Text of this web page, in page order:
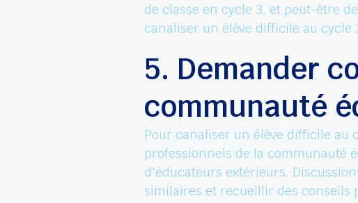
de classe en cycle 3, et peut-être
canaliser un élève difficile au cycle
5. Demander
communauté
Pour canaliser un élève difficile au
professionnels de la communauté
d'éducateurs extérieurs.
similaires et recueillir des conseils